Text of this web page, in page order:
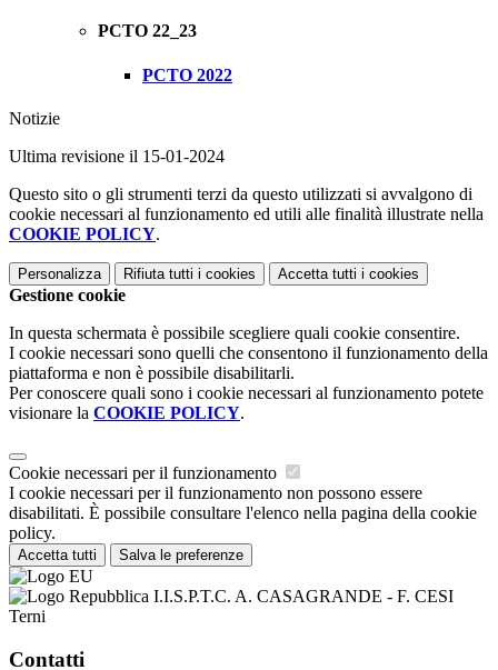
PCTO 22_23
PCTO 2022
Notizie
Ultima revisione il 15-01-2024
Questo sito o gli strumenti terzi da questo utilizzati si avvalgono di
cookie necessari al funzionamento ed utili alle finalità illustrate nella
COOKIE POLICY.
Personalizza Rifiuta tutti i cookies Accetta tutti i cookies
Gestione cookie
In questa schermata è possibile scegliere quali cookie consentire.
I cookie necessari sono quelli che consentono il funzionamento della
piattaforma e non è possibile disabilitarli.
Per conoscere quali sono i cookie necessari al funzionamento potete
visionare la COOKIE POLICY.
Cookie necessari per il funzionamento
I cookie necessari per il funzionamento non possono essere
disabilitati. È possibile consultare l'elenco nella pagina della cookie
policy.
Accetta tutti Salva le preferenze
I.I.S.P.T.C. A. CASAGRANDE - F. CESI
Terni
Contatti